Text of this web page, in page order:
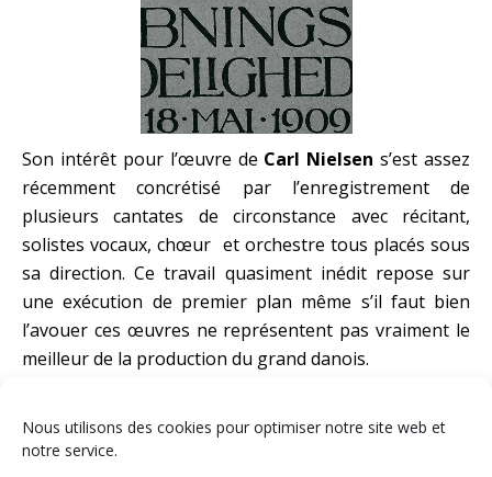
Nous utilisons des cookies pour optimiser notre site web et
notre service.
Son intérêt pour l’œuvre de Carl Nielsen s’est assez
récemment concrétisé par l’enregistrement de
plusieurs cantates de circonstance avec récitant,
solistes vocaux, chœur et orchestre tous placés sous
sa direction. Ce travail quasiment inédit repose sur
une exécution de premier plan même s’il faut bien
l’avouer ces œuvres ne représentent pas vraiment le
meilleur de la production du grand danois.
d’Aarhus les 15-20 juin 2009. Durée : 65’52. Avec Jens
Albunus (récitant), Ditte Højgaard Andersen